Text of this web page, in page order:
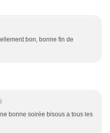
bon, bonne fin de
bonne soirée bisous a tous les